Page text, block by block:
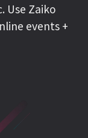
Use Zaiko
events +